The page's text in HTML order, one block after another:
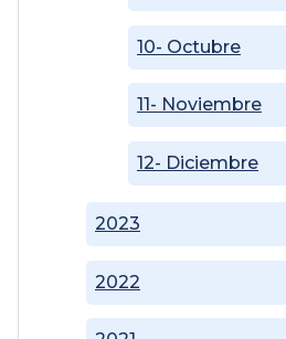
2022
2023
10- Octubre
11- Noviembre
12- Diciembre